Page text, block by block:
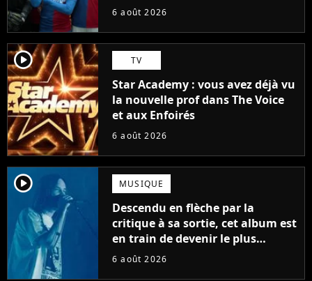
6 août 2026
player2 TV
Star Academy : vous avez déjà vu
la nouvelle prof dans The Voice
et aux Enfoirés
6 août 2026
player2 MUSIQUE
Descendu en flèche par la
critique à sa sortie, cet album est
en train de devenir le plus
populaire de son auteur
6 août 2026